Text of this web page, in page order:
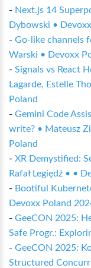
- Next.js 14
Dybowski •
- Go-like channels
Warski • Devoxx
- Signals vs React
Lagarde, Estelle
Poland
- Gemini Code
write? • Mateusz
Poland
- XR Demystified:
Rafał Legiędź • •
- Bootiful
Devoxx Poland
- GeeCON 2025:
Safe Progr.:
- GeeCON 2025:
Structured